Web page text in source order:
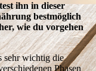
ihn in dieser
bestmöglich
wie du vorgehen
sehr wichtig die
Phasen